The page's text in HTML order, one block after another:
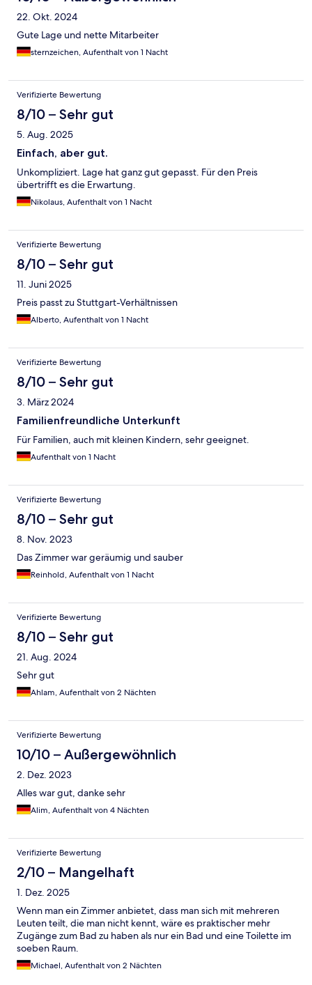
22. Okt. 2024
Gute Lage und nette Mitarbeiter
sternzeichen, Aufenthalt von 1 Nacht
Verifizierte Bewertung
8/10 – Sehr gut
5. Aug. 2025
Einfach, aber gut.
Unkompliziert. Lage hat ganz gut gepasst. Für den Preis
übertrifft es die Erwartung.
Nikolaus, Aufenthalt von 1 Nacht
Verifizierte Bewertung
8/10 – Sehr gut
11. Juni 2025
Preis passt zu Stuttgart-Verhältnissen
Alberto, Aufenthalt von 1 Nacht
Verifizierte Bewertung
8/10 – Sehr gut
3. März 2024
Familienfreundliche Unterkunft
Für Familien, auch mit kleinen Kindern, sehr geeignet.
Aufenthalt von 1 Nacht
Verifizierte Bewertung
8/10 – Sehr gut
8. Nov. 2023
Das Zimmer war geräumig und sauber
Reinhold, Aufenthalt von 1 Nacht
Verifizierte Bewertung
8/10 – Sehr gut
21. Aug. 2024
Sehr gut
Ahlam, Aufenthalt von 2 Nächten
Verifizierte Bewertung
10/10 – Außergewöhnlich
2. Dez. 2023
Alles war gut, danke sehr
Alim, Aufenthalt von 4 Nächten
Verifizierte Bewertung
2/10 – Mangelhaft
1. Dez. 2025
Wenn man ein Zimmer anbietet, dass man sich mit mehreren
Leuten teilt, die man nicht kennt, wäre es praktischer mehr
Zugänge zum Bad zu haben als nur ein Bad und eine Toilette im
soeben Raum.
Michael, Aufenthalt von 2 Nächten